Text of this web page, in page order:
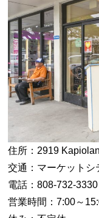
住所：2919
交通：マーケットシ
電話：808-732-3330
営業時間：7:00～